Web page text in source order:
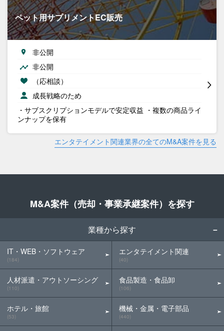
ペット用サプリメントEC販売
非公開
非公開
（応相談）
成長戦略のため
・サブスクリプションモデルで安定収益 ・複数の商品ライ
ンナップを保有
エンタテイメント関連業界の全てのM&A案件を見る
M&A案件（売却・事業承継案件）を探す
業種から探す
IT・WEB・ソフトウェア
(184)
人材派遣・アウトソーシング
(110)
ホテル・旅館
(53)
エンタテイメント関連
(40)
食品製造・食品卸
(106)
機械・金属・電子部品
(440)